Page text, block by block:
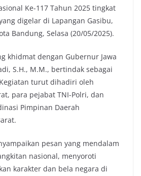
Ke-117 Tahun 2025 tingkat
digelar di Lapangan Gasibu,
Bandung, Selasa (20/05/2025).
khidmat dengan Gubernur Jawa
S.H., M.M., bertindak sebagai
turut dihadiri oleh
para pejabat TNI-Polri, dan
Pimpinan Daerah
pesan yang mendalam
nasional, menyoroti
karakter dan bela negara di